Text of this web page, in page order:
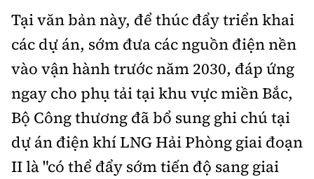
Thông tin tòa
soạn
Tại văn bản này, để thúc đẩy triển khai
các dự án, sớm đưa các nguồn điện nền
vào vận hành trước năm 2030, đáp ứng
ngay cho phụ tải tại khu vực miền Bắc,
Bộ Công thương đã bổ sung ghi chú tại
dự án điện khí LNG Hải Phòng giai đoạn
II là "có thể đẩy sớm tiến độ sang giai